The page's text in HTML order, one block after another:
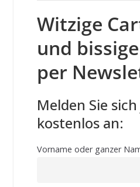
Witzige
und
per
Melden Sie
kostenlos an:
Vorname oder ganzer